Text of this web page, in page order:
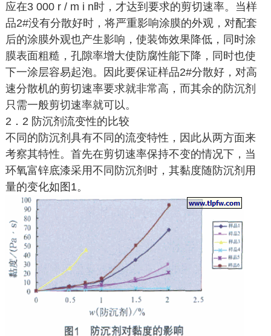
应在3 000 r / m i n时，才达到要求的剪切速率。当样
品2#没有分散好时，将严重影响涂膜的外观，对配套
后的涂膜外观也产生影响，使装饰效果降低，同时涂
膜表面粗糙，孔隙率增大使防腐性能下降，同时也使
下一涂层容易起泡。因此要保证样品2#分散好，对高
速分散机的剪切速率要求就非常高，而其余的防沉剂
只需一般剪切速率就可以。
2．2 防沉剂流变性的比较
不同的防沉剂具有不同的流变特性，因此从两方面来
考察其特性。首先在剪切速率保持不变的情况下，当
环氧富锌底漆采用不同防沉剂时，其黏度随防沉剂用
量的变化如图1。